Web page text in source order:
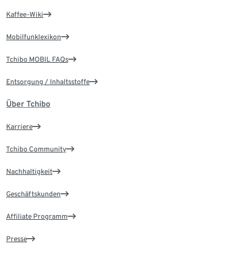
Kaffee-Wiki
Mobilfunklexikon
Tchibo MOBIL FAQs
Entsorgung / Inhaltsstoffe
Über Tchibo
Karriere
Tchibo Community
Nachhaltigkeit
Geschäftskunden
Affiliate Programm
Presse